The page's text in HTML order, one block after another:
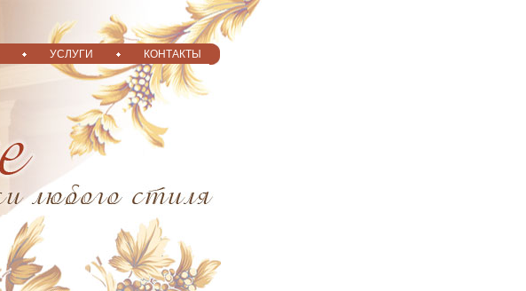
УСЛУГИ КОНТАКТЫ